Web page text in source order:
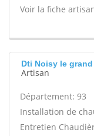
Voir la fiche
Dti Noisy le grand
Artisan
Département: 93
Installation de
Entretien